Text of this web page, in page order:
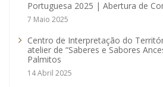
Portuguesa 2025 | Abertura de
7 Maio 2025
Centro de Interpretação do
atelier de “Saberes e Sabores
Palmitos
14 Abril 2025